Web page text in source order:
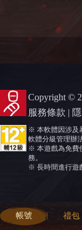
Copyright ©
服務條款 |
※ 本軟體因涉及
軟體分級管理辦
※ 本遊戲為免費
務。
※ 長時間進行遊
帳號 禮包